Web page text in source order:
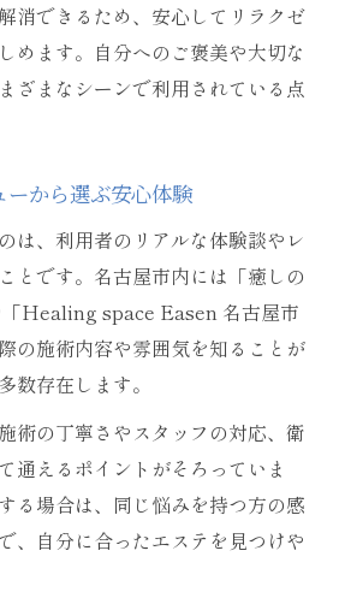
で心地よい癒やしを体感
かした癒しの空間の魅力
むアロマとリラクゼーション
空間で心身を整える方法
のプライベートエステ体験
テで叶う安心と癒やし体験
トサロンならではの癒やし空間
わう特別なリラクゼーション
サージで実感する癒しの効果
レビューを活用した選び方
ステの魅力と癒やし時間のヒン
身をほぐす癒やしの方法とは
消できるため、安心してリラクゼ
めます。自分へのご褒美や大切な
ざまなシーンで利用されている点
から選ぶ安心体験
は、利用者のリアルな体験談やレ
とです。名古屋市内には「癒しの
Healing space Easen 名古屋市
の施術内容や雰囲気を知ることが
数存在します。
術の丁寧さやスタッフの対応、衛
通えるポイントがそろっていま
る場合は、同じ悩みを持つ方の感
、自分に合ったエステを見つけや